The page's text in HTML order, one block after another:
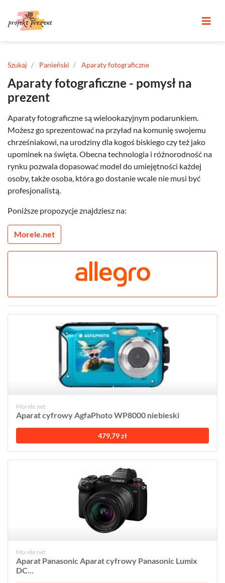
Szukaj Panieński Aparaty fotograficzne
Aparaty fotograficzne - pomysł na
prezent
Aparaty fotograficzne są wielookazyjnym podarunkiem.
Możesz go sprezentować na przyład na komunię swojemu
chrześniakowi, na urodziny dla kogoś biskiego czy też jako
upominek na święta. Obecna technologia i różnorodność na
rynku pozwala dopasować model do umiejętności każdej
osoby, także osoba, która go dostanie wcale nie musi być
profesjonalistą.
Poniższe propozycje znajdziesz na:
Morele.net
Morele.net
Aparat cyfrowy AgfaPhoto WP8000 niebieski
479,79 zł
Morele.net
Aparat Panasonic Aparat cyfrowy Panasonic Lumix
DC...